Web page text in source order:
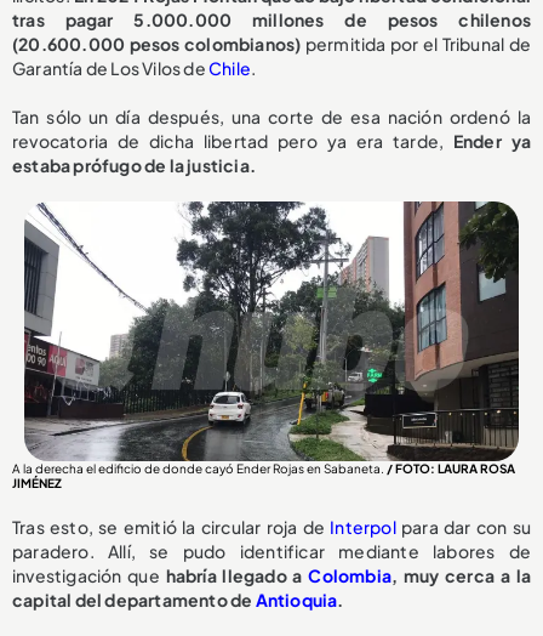
tras pagar 5.000.000 millones de pesos chilenos
(20.600.000 pesos colombianos) permitida por el Tribunal de
Garantía de Los Vilos deChile.
Tan sólo un día después, una corte de esa nación ordenó la
revocatoria de dicha libertad pero ya era tarde, Ender ya
estaba prófugo de la justicia.
A la derecha el edificio de donde cayó Ender Rojas en Sabaneta. / FOTO: LAURA ROSA
JIMÉNEZ
Tras esto, se emitió la circular roja de Interpolpara dar con su
paradero. Allí, se pudo identificar mediante labores de
investigación que habría llegado aColombia, muy cerca a la
capital del departamento de Antioquia.